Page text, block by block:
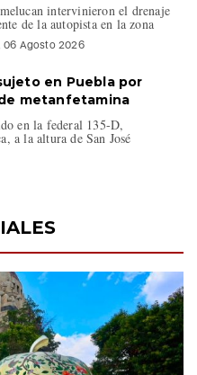
intervinieron el drenaje
de la autopista en la zona
06 Agosto 2026
en Puebla por
metanfetamina
en la federal 135-D,
a la altura de San José